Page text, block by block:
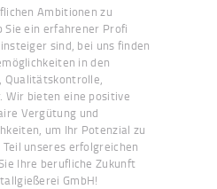
Ambitionen zu
Sie ein erfahrener Profi
sind, bei uns finden
in den
Qualitätskontrolle,
Wir bieten eine positive
Vergütung und
um Ihr Potenzial zu
unseres erfolgreichen
Ihre berufliche Zukunft
GmbH!